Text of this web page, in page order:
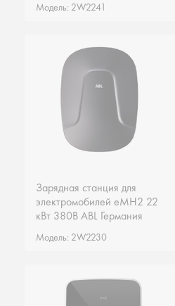
Модель: 2W2241
Модель: 2W2241
Зарядная станция для
электромобилей eMH2 22
кВт 380В ABL Германия
Модель: 2W2230
Зарядная станция для
электромобилей eMH2 22
кВт 380В ABL Германия
Модель: 2W2230